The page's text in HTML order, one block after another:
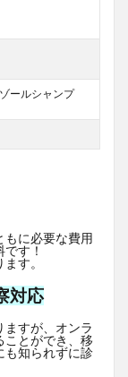
ールシャンプ
もに必要な費用
す！
す。
対応
すが、オンラ
ことができ、移
も知られずに診